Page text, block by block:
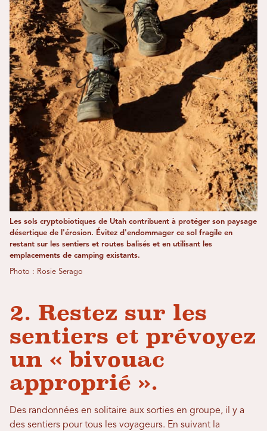
Les sols cryptobiotiques de Utah contribuent à protéger son paysage
désertique de l'érosion. Évitez d'endommager ce sol fragile en
restant sur les sentiers et routes balisés et en utilisant les
emplacements de camping existants.
Photo : Rosie Serago
2. Restez sur les
sentiers et prévoyez
un « bivouac
approprié ».
Des randonnées en solitaire aux sorties en groupe, il y a
des sentiers pour tous les voyageurs. En suivant la